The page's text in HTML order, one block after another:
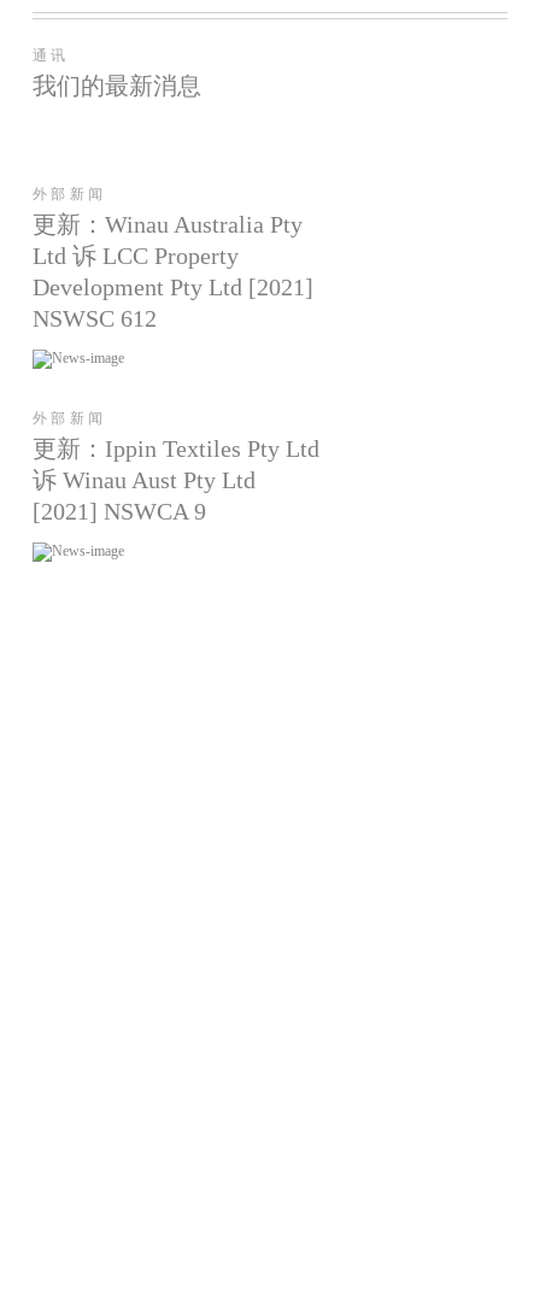
通讯
我们的最新消息
外部新闻
更新：Winau Australia Pty
Ltd 诉 LCC Property
Development Pty Ltd [2021]
NSWSC 612
外部新闻
更新：Ippin Textiles Pty Ltd
诉 Winau Aust Pty Ltd
[2021] NSWCA 9